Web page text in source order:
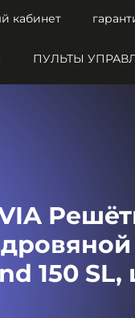
кабинет
ПУЛЬТЫ
дровяной
150